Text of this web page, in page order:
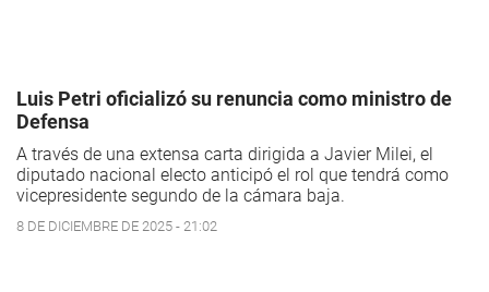
Luis Petri oficializó su renuncia como ministro de
Defensa
A través de una extensa carta dirigida a Javier Milei, el
diputado nacional electo anticipó el rol que tendrá como
vicepresidente segundo de la cámara baja.
8 DE DICIEMBRE DE 2025 - 21:02